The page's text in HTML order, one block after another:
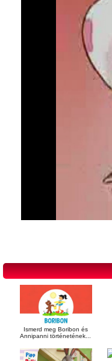
Ismerd meg Boribon és
Annipanni történetének...